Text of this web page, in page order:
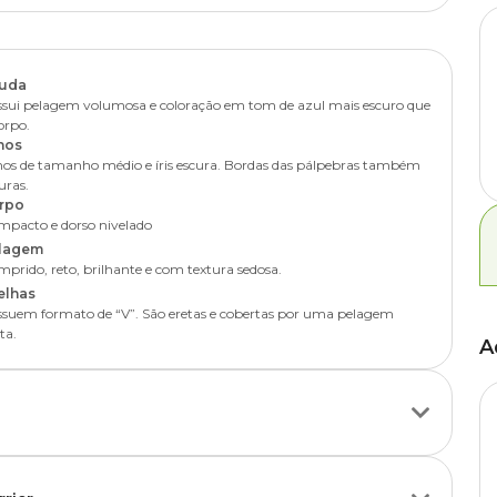
seja harmoniosa, convém investir na socialização do animal com a
ajuda a evitar a
sobretudo quando é filhote.
pelagem volumosa e coloração em tom de azul mais escuro que
de tamanho médio e íris escura. Bordas das pálpebras também
e dorso nivelado
reto, brilhante e com textura sedosa.
formato de “V”. São eretas e cobertas por uma pelagem